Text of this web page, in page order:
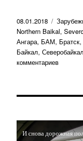
Опубликовано
08.01.2018 Рубрики
Northern Baikal,
Ангара, БАМ, Братск
Байкал,
комментариевк
2011
год.